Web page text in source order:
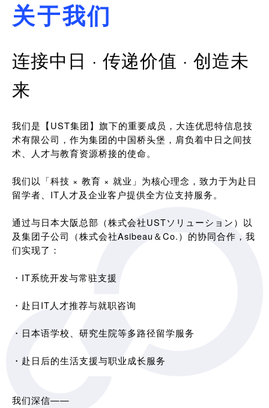
关于我们
连接中日 · 传递价值 · 创造未
来
我们是【UST集团】旗下的重要成员，大连优思特信息技
术有限公司，作为集团的中国桥头堡，肩负着中日之间技
术、人才与教育资源桥接的使命。
我们以「科技 × 教育 × 就业」为核心理念，致力于为赴日
留学者、IT人才及企业客户提供全方位支持服务。
通过与日本大阪总部（株式会社USTソリューション）以
及集团子公司（株式会社Asibeau＆Co.）的协同合作，我
们实现了：
・IT系统开发与常驻支援
・赴日IT人才推荐与就职咨询
・日本语学校、研究生院等多路径留学服务
・赴日后的生活支援与职业成长服务
我们深信——